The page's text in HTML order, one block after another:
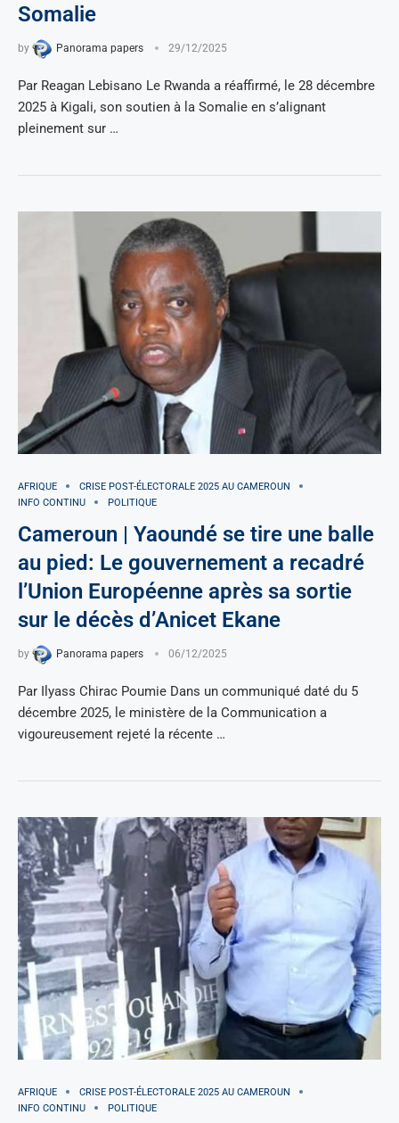
Somalie
by Panorama papers 29/12/2025
Par Reagan Lebisano Le Rwanda a réaffirmé, le 28 décembre
2025 à Kigali, son soutien à la Somalie en s’alignant
pleinement sur …
AFRIQUE
CRISE POST-ÉLECTORALE 2025 AU CAMEROUN
INFO CONTINU
POLITIQUE
Cameroun | Yaoundé se tire une balle
au pied: Le gouvernement a recadré
l’Union Européenne après sa sortie
sur le décès d’Anicet Ekane
by Panorama papers 06/12/2025
Par Ilyass Chirac Poumie Dans un communiqué daté du 5
décembre 2025, le ministère de la Communication a
vigoureusement rejeté la récente …
AFRIQUE
CRISE POST-ÉLECTORALE 2025 AU CAMEROUN
INFO CONTINU
POLITIQUE